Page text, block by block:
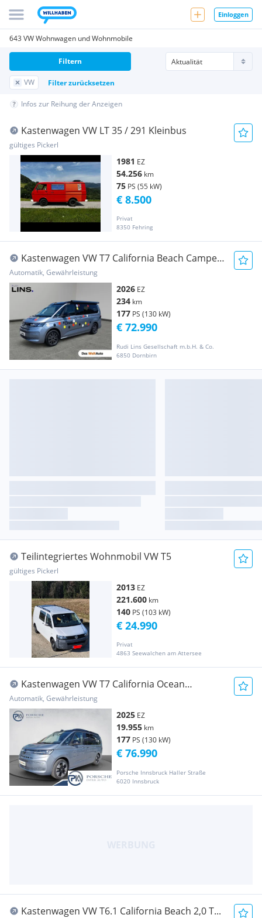
Einloggen
643 VW Wohnwagen und Wohnmobile
VW Filter zurücksetzen
Filtern
Infos zur Reihung der Anzeigen
Kastenwagen VW LT 35 / 291 Kleinbus
gültiges Pickerl
1981 EZ
54.256 km
75 PS (55 kW)
Privat
8350 Fehring
€ 8.500
Kastenwagen VW T7 California Beach Camper
...
Automatik, Gewährleistung
2026 EZ
234 km
177 PS (130 kW)
Rudi Lins Gesellschaft m.b.H. & Co.
6850 Dornbirn
€ 72.990
Teilintegriertes Wohnmobil VW T5
gültiges Pickerl
2013 EZ
221.600 km
140 PS (103 kW)
Privat
4863 Seewalchen am Attersee
€ 24.990
Kastenwagen VW T7 California Ocean
eHybrid...
Automatik, Gewährleistung
2025 EZ
19.955 km
177 PS (130 kW)
Porsche Innsbruck Haller Straße
6020 Innsbruck
€ 76.990
Kastenwagen VW T6.1 California Beach 2,0 T...